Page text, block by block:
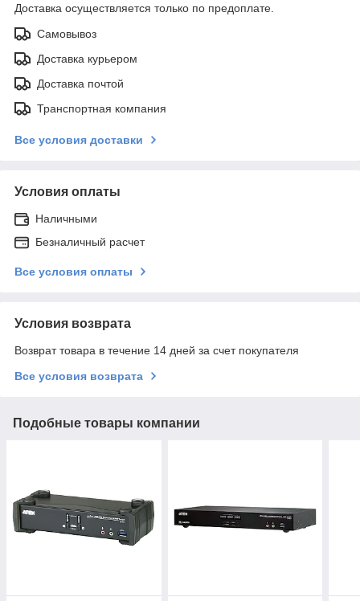
Доставка осуществляется только по предоплате.
Самовывоз
Доставка курьером
Доставка почтой
Транспортная компания
Все условия доставки
Условия оплаты
Наличными
Безналичный расчет
Все условия оплаты
Условия возврата
Возврат товара в течение 14 дней за счет покупателя
Все условия возврата
Подобные товары компании